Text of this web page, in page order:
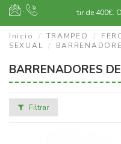
·
Envío gratuito a partir de 400€.
Inicio TRAMPEO
SEXUAL
BARRENADORES
Filtrar